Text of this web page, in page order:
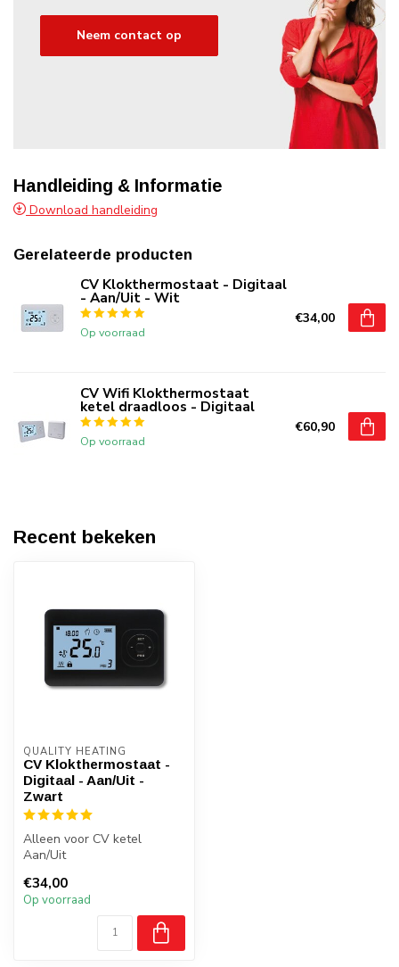
Neem contact op
Handleiding & Informatie
Download handleiding
Gerelateerde producten
CV Klokthermostaat - Digitaal
- Aan/Uit - Wit
Op voorraad
€34,00
CV Wifi Klokthermostaat
ketel draadloos - Digitaal
Op voorraad
€60,90
Recent bekeken
QUALITY HEATING
CV Klokthermostaat -
Digitaal - Aan/Uit -
Zwart
Alleen voor CV ketel
Aan/Uit
Thermostaat opbouw
Bediening ...
€34,00
Op voorraad